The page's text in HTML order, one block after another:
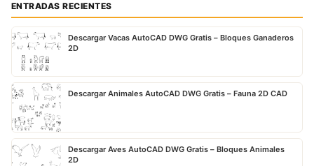
ENTRADAS RECIENTES
Descargar Vacas AutoCAD DWG Gratis – Bloques Ganaderos
2D
Descargar Animales AutoCAD DWG Gratis – Fauna 2D CAD
Descargar Aves AutoCAD DWG Gratis – Bloques Animales
2D